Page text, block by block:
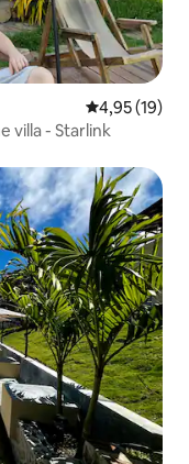
Évaluation
4,95 (19)
villa - Starlink